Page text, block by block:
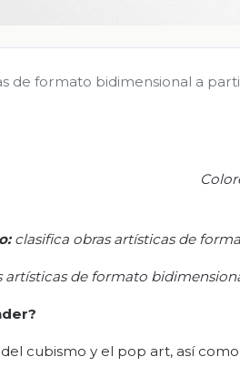
de formato bidimensional a
: clasifica obras artísticas de
artísticas de formato
cubismo y el pop art, así